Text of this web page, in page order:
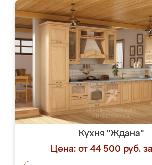
Кухня "Ждана"
Цена: от 44 500 руб.